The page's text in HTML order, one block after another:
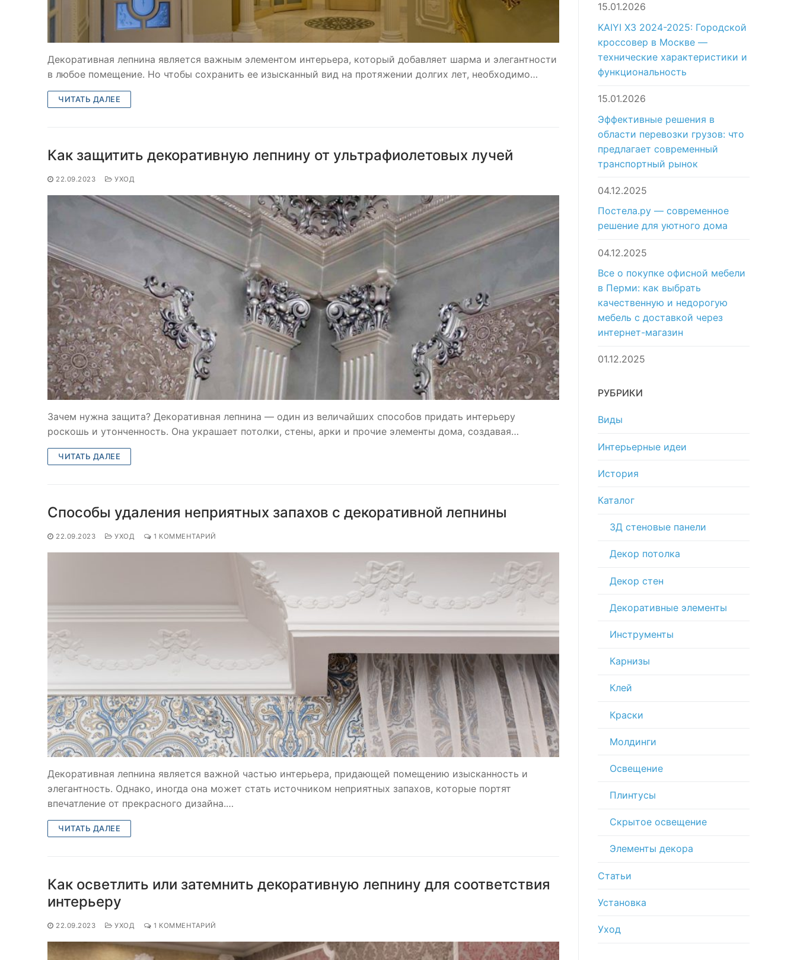
Декоративная лепнина является важным элементом интерьера, который добавляет шарма и элегантности
в любое помещение. Но чтобы сохранить ее изысканный вид на протяжении долгих лет, необходимо…
ЧИТАТЬ ДАЛЕЕ
Как защитить декоративную лепнину от ультрафиолетовых лучей
22.09.2023 УХОД
Зачем нужна защита? Декоративная лепнина — один из величайших способов придать интерьеру
роскошь и утонченность. Она украшает потолки, стены, арки и прочие элементы дома, создавая…
ЧИТАТЬ ДАЛЕЕ
Способы удаления неприятных запахов с декоративной лепнины
22.09.2023 УХОД 1 КОММЕНТАРИЙ
Декоративная лепнина является важной частью интерьера, придающей помещению изысканность и
элегантность. Однако, иногда она может стать источником неприятных запахов, которые портят
впечатление от прекрасного дизайна.…
ЧИТАТЬ ДАЛЕЕ
Как осветлить или затемнить декоративную лепнину для соответствия
интерьеру
22.09.2023 УХОД 1 КОММЕНТАРИЙ
15.01.2026
KAIYI X3 2024-2025: Городской
кроссовер в Москве —
технические характеристики и
функциональность
15.01.2026
Эффективные решения в
области перевозки грузов: что
предлагает современный
транспортный рынок
04.12.2025
Постела.ру — современное
решение для уютного дома
04.12.2025
Все о покупке офисной мебели
в Перми: как выбрать
качественную и недорогую
мебель с доставкой через
интернет-магазин
01.12.2025
РУБРИКИ
Виды
Интерьерные идеи
История
Каталог
3Д стеновые панели
Декор потолка
Декор стен
Декоративные элементы
Инструменты
Карнизы
Клей
Краски
Молдинги
Освещение
Плинтусы
Скрытое освещение
Элементы декора
Статьи
Установка
Уход